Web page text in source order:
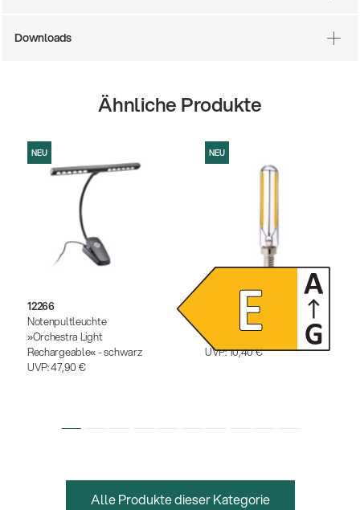
Downloads
Ähnliche Produkte
NEU
12266
Notenpultleuchte
»Orchestra Light
Rechargeable« - schwarz
UVP:47,90 €
NEU
Dimmbares LED-
Leuchtmittel
UVP:10,40 €
Alle Produkte dieser Kategorie